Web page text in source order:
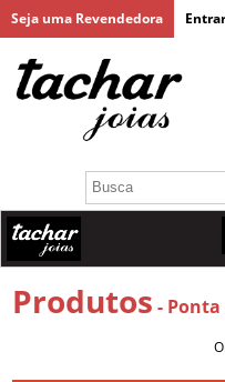
Seja uma Revendedora
Produtos -